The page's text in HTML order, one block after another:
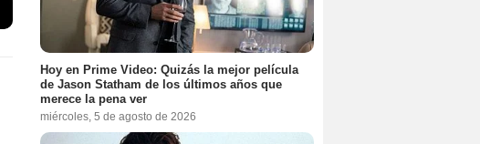
Hoy en Prime Video: Quizás la mejor película
de Jason Statham de los últimos años que
merece la pena ver
miércoles, 5 de agosto de 2026